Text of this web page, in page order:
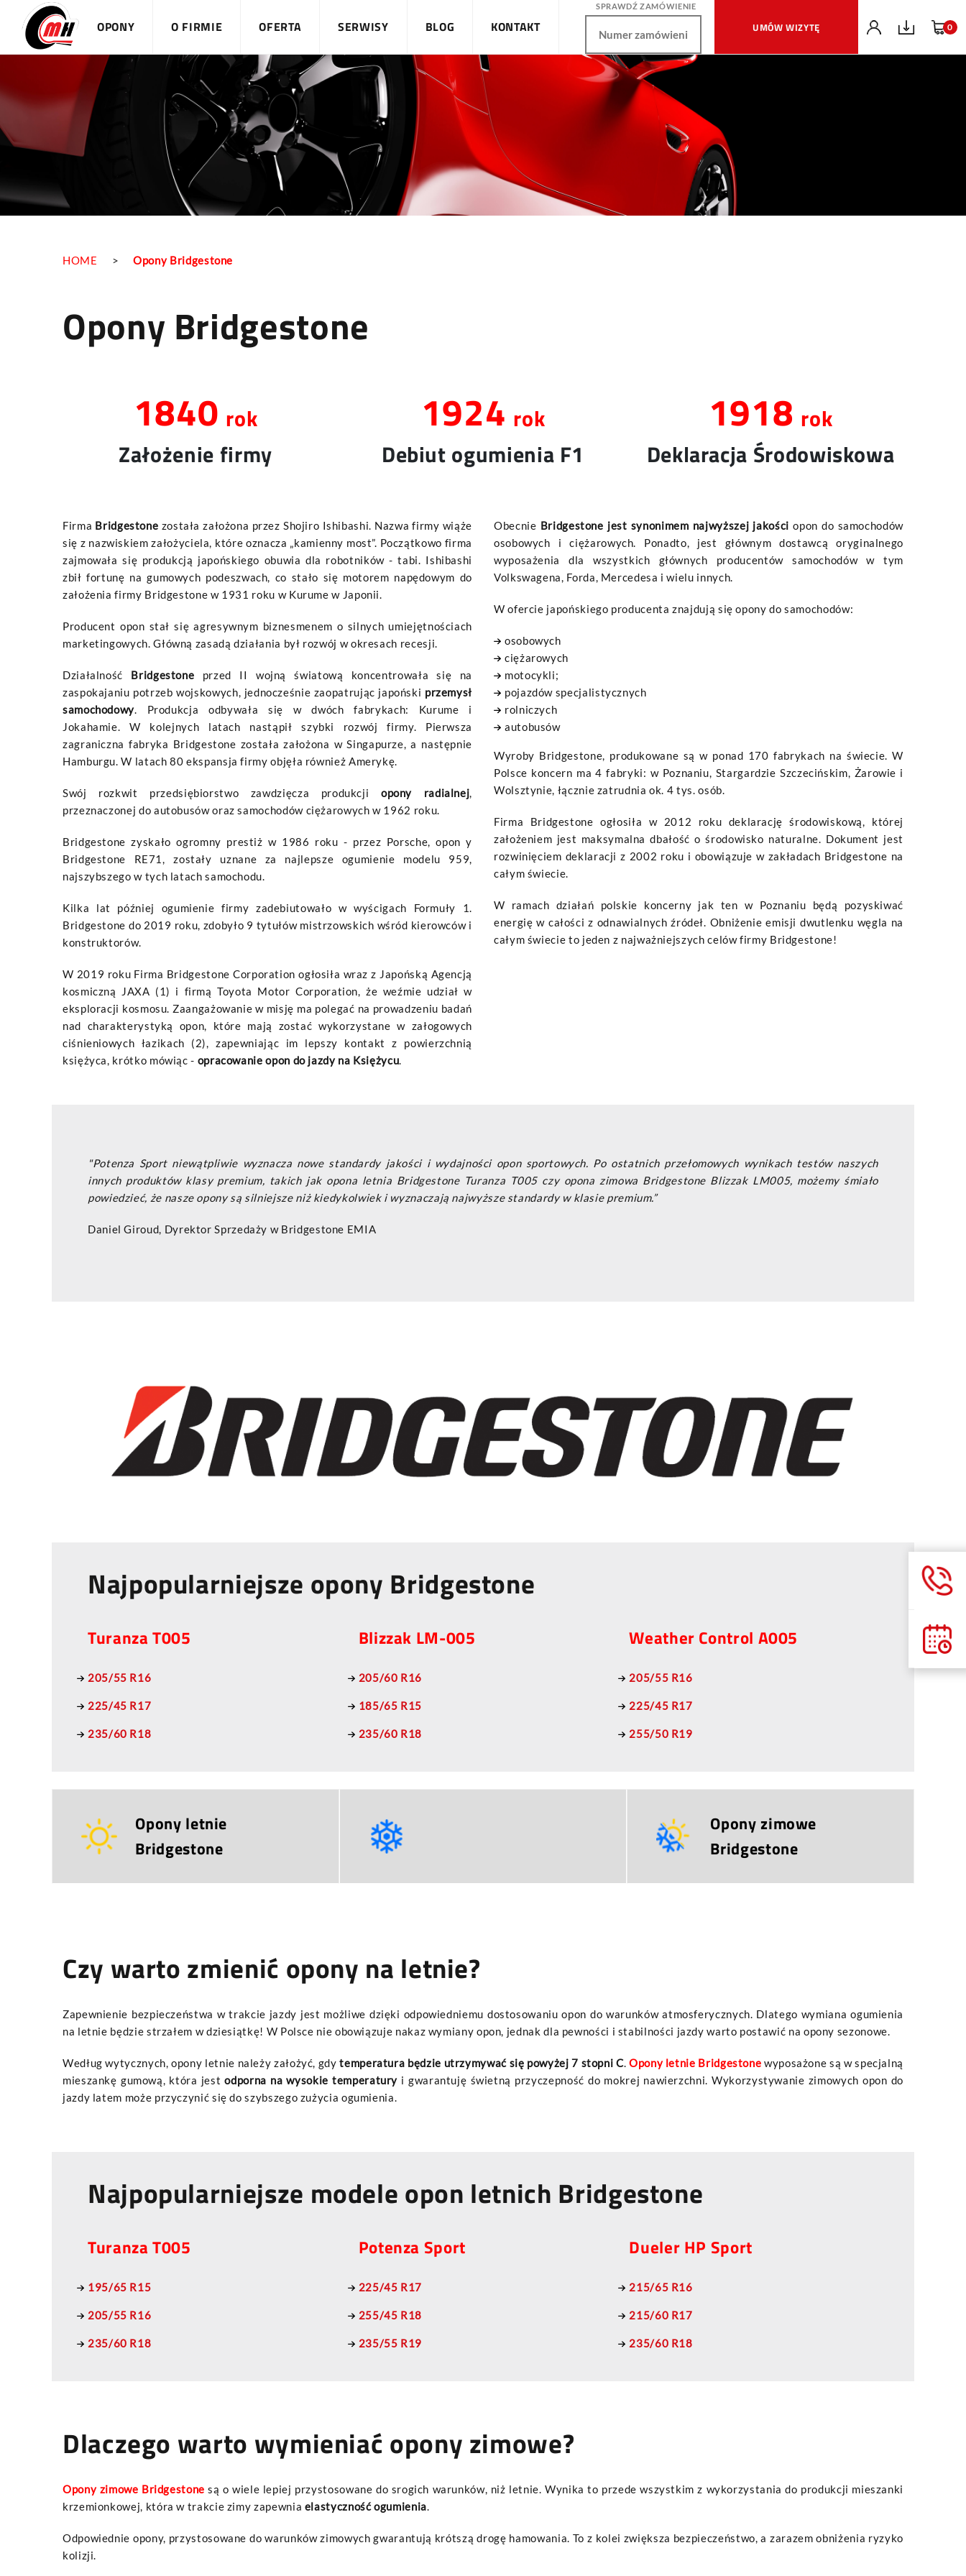
OPONY O FIRMIE OFERTA SERWISY BLOG KONTAKT
SPRAWDŹ ZAMÓWIENIE
UMÓW WIZYTĘ 0
HOME > Opony Bridgestone
Opony Bridgestone
1931 rok
Założenie firmy
2019 rok
Debiut ogumienia F1
2012 rok
Deklaracja Środowiskowa
Firma Bridgestone została założona przez Shojiro Ishibashi. Nazwa firmy wiąże
się z nazwiskiem założyciela, które oznacza „kamienny most”. Początkowo firma
zajmowała się produkcją japońskiego obuwia dla robotników - tabi. Ishibashi
zbił fortunę na gumowych podeszwach, co stało się motorem napędowym do
założenia firmy Bridgestone w 1931 roku w Kurume w Japonii.
Producent opon stał się agresywnym biznesmenem o silnych umiejętnościach
marketingowych. Główną zasadą działania był rozwój w okresach recesji.
Działalność Bridgestone przed II wojną światową koncentrowała się na
zaspokajaniu potrzeb wojskowych, jednocześnie zaopatrując japoński przemysł
samochodowy. Produkcja odbywała się w dwóch fabrykach: Kurume i
Jokahamie. W kolejnych latach nastąpił szybki rozwój firmy. Pierwsza
zagraniczna fabryka Bridgestone została założona w Singapurze, a następnie
Hamburgu. W latach 80 ekspansja firmy objęła również Amerykę.
Swój rozkwit przedsiębiorstwo zawdzięcza produkcji opony radialnej,
przeznaczonej do autobusów oraz samochodów ciężarowych w 1962 roku.
Bridgestone zyskało ogromny prestiż w 1986 roku - przez Porsche, opon y
Bridgestone RE71, zostały uznane za najlepsze ogumienie modelu 959,
najszybszego w tych latach samochodu.
Kilka lat później ogumienie firmy zadebiutowało w wyścigach Formuły 1.
Bridgestone do 2019 roku, zdobyło 9 tytułów mistrzowskich wśród kierowców i
konstruktorów.
W 2019 roku Firma Bridgestone Corporation ogłosiła wraz z Japońską Agencją
kosmiczną JAXA (1) i firmą Toyota Motor Corporation, że weźmie udział w
eksploracji kosmosu. Zaangażowanie w misję ma polegać na prowadzeniu badań
nad charakterystyką opon, które mają zostać wykorzystane w załogowych
ciśnieniowych łazikach (2), zapewniając im lepszy kontakt z powierzchnią
księżyca, krótko mówiąc - opracowanie opon do jazdy na Księżycu.
Obecnie Bridgestone jest synonimem najwyższej jakości opon do samochodów
osobowych i ciężarowych. Ponadto, jest głównym dostawcą oryginalnego
wyposażenia dla wszystkich głównych producentów samochodów w tym
Volkswagena, Forda, Mercedesa i wielu innych.
W ofercie japońskiego producenta znajdują się opony do samochodów:
osobowych
ciężarowych
motocykli;
pojazdów specjalistycznych
rolniczych
autobusów
Wyroby Bridgestone, produkowane są w ponad 170 fabrykach na świecie. W
Polsce koncern ma 4 fabryki: w Poznaniu, Stargardzie Szczecińskim, Żarowie i
Wolsztynie, łącznie zatrudnia ok. 4 tys. osób.
Firma Bridgestone ogłosiła w 2012 roku deklarację środowiskową, której
założeniem jest maksymalna dbałość o środowisko naturalne. Dokument jest
rozwinięciem deklaracji z 2002 roku i obowiązuje w zakładach Bridgestone na
całym świecie.
W ramach działań polskie koncerny jak ten w Poznaniu będą pozyskiwać
energię w całości z odnawialnych źródeł. Obniżenie emisji dwutlenku węgla na
całym świecie to jeden z najważniejszych celów firmy Bridgestone!
"Potenza Sport niewątpliwie wyznacza nowe standardy jakości i wydajności opon sportowych. Po ostatnich przełomowych wynikach testów naszych
innych produktów klasy premium, takich jak opona letnia Bridgestone Turanza T005 czy opona zimowa Bridgestone Blizzak LM005, możemy śmiało
powiedzieć, że nasze opony są silniejsze niż kiedykolwiek i wyznaczają najwyższe standardy w klasie premium.”
Daniel Giroud, Dyrektor Sprzedaży w Bridgestone EMIA
Najpopularniejsze opony Bridgestone
Turanza T005
205/55 R16
225/45 R17
235/60 R18
Blizzak LM-005
205/60 R16
185/65 R15
235/60 R18
Weather Control A005
205/55 R16
225/45 R17
255/50 R19
Opony letnie
Bridgestone
Opony zimowe
Bridgestone
Czy warto zmienić opony na letnie?
Zapewnienie bezpieczeństwa w trakcie jazdy jest możliwe dzięki odpowiedniemu dostosowaniu opon do warunków atmosferycznych. Dlatego wymiana ogumienia
na letnie będzie strzałem w dziesiątkę! W Polsce nie obowiązuje nakaz wymiany opon, jednak dla pewności i stabilności jazdy warto postawić na opony sezonowe.
Według wytycznych, opony letnie należy założyć, gdy temperatura będzie utrzymywać się powyżej 7 stopni C. Opony letnie Bridgestone wyposażone są w specjalną
mieszankę gumową, która jest odporna na wysokie temperatury i gwarantuję świetną przyczepność do mokrej nawierzchni. Wykorzystywanie zimowych opon do
jazdy latem może przyczynić się do szybszego zużycia ogumienia.
Najpopularniejsze modele opon letnich Bridgestone
Turanza T005
195/65 R15
205/55 R16
235/60 R18
Potenza Sport
225/45 R17
255/45 R18
235/55 R19
Dueler HP Sport
215/65 R16
215/60 R17
235/60 R18
Dlaczego warto wymieniać opony zimowe?
Opony zimowe Bridgestone są o wiele lepiej przystosowane do srogich warunków, niż letnie. Wynika to przede wszystkim z wykorzystania do produkcji mieszanki
krzemionkowej, która w trakcie zimy zapewnia elastyczność ogumienia.
Odpowiednie opony, przystosowane do warunków zimowych gwarantują krótszą drogę hamowania. To z kolei zwiększa bezpieczeństwo, a zarazem obniżenia ryzyko
kolizji.